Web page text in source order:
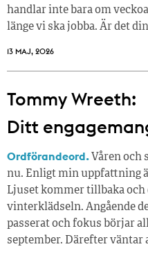
handlar inte bara om
länge vi ska jobba. Är det
13 MAJ, 2026
Tommy Wreeth:
Ditt
Ordförandeord. Våren och
nu. Enligt min uppfattning
Ljuset kommer tillbaka och
vinterklädseln. Angående
passerat och fokus börjar
september. Därefter väntar